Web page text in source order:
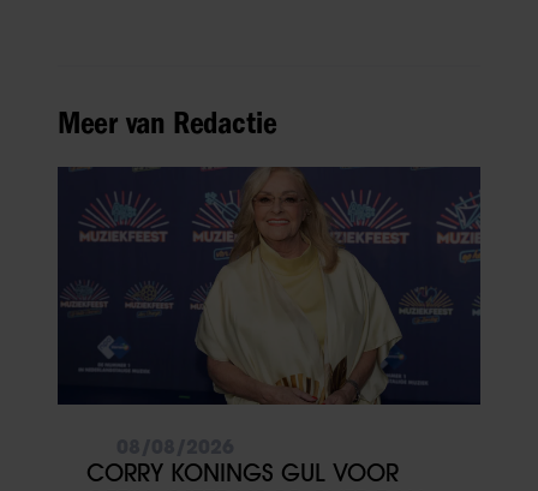
Meer van Redactie
CORRY KONINGS GUL VOOR